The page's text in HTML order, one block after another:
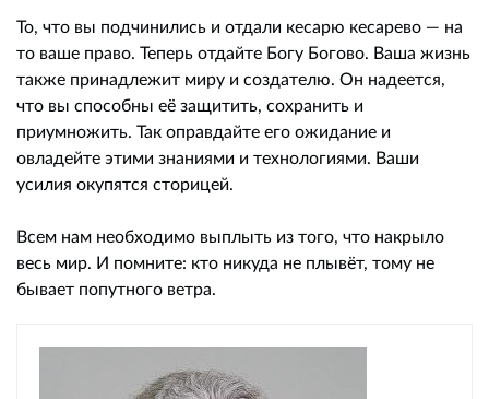
То, что вы подчинились и отдали кесарю кесарево — на
то ваше право. Теперь отдайте Богу Богово. Ваша жизнь
также принадлежит миру и создателю. Он надеется,
что вы способны её защитить, сохранить и
приумножить. Так оправдайте его ожидание и
овладейте этими знаниями и технологиями. Ваши
усилия окупятся сторицей.
Всем нам необходимо выплыть из того, что накрыло
весь мир. И помните: кто никуда не плывёт, тому не
бывает попутного ветра.